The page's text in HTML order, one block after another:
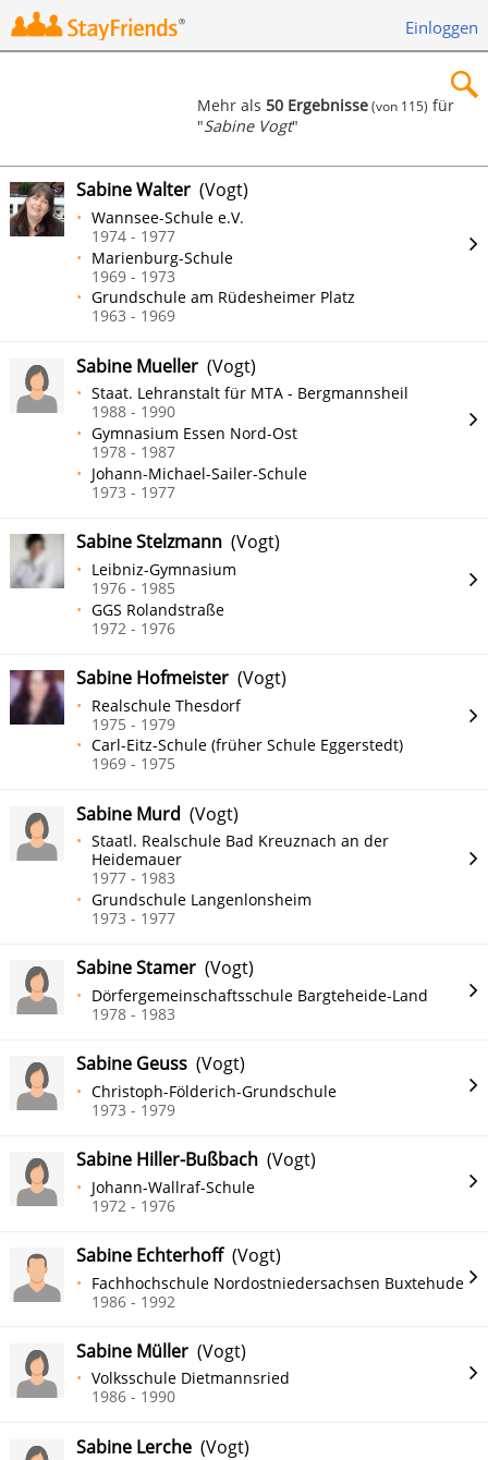
Einloggen
Suchen
Mehr als 50 Ergebnisse (von 115) für
"Sabine Vogt"
Sabine Walter (Vogt)
Wannsee-Schule e.V.
1974 - 1977
Marienburg-Schule
1969 - 1973
Grundschule am Rüdesheimer Platz
1963 - 1969
Sabine Mueller (Vogt)
Staat. Lehranstalt für MTA - Bergmannsheil
1988 - 1990
Gymnasium Essen Nord-Ost
1978 - 1987
Johann-Michael-Sailer-Schule
1973 - 1977
Sabine Stelzmann (Vogt)
Leibniz-Gymnasium
1976 - 1985
GGS Rolandstraße
1972 - 1976
Sabine Hofmeister (Vogt)
Realschule Thesdorf
1975 - 1979
Carl-Eitz-Schule (früher Schule Eggerstedt)
1969 - 1975
Sabine Murd (Vogt)
Staatl. Realschule Bad Kreuznach an der
Heidemauer
1977 - 1983
Grundschule Langenlonsheim
1973 - 1977
Sabine Stamer (Vogt)
Dörfergemeinschaftsschule Bargteheide-Land
1978 - 1983
Sabine Geuss (Vogt)
Christoph-Földerich-Grundschule
1973 - 1979
Sabine Hiller-Bußbach (Vogt)
Johann-Wallraf-Schule
1972 - 1976
Sabine Echterhoff(Vogt)
Fachhochschule Nordostniedersachsen Buxtehude
1986 - 1992
Sabine Müller (Vogt)
Volksschule Dietmannsried
1986 - 1990
Sabine Lerche (Vogt)